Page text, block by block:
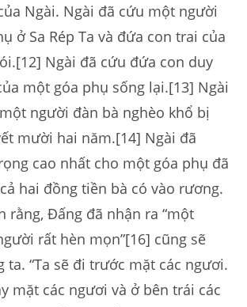
Ngài. Ngài đã cứu một người
ở Sa Rép Ta và đứa con trai của
Ngài đã cứu đứa con duy
một góa phụ sống lại.[13] Ngài
người đàn bà nghèo khổ bị
mười hai năm.[14] Ngài đã
cao nhất cho một góa phụ đã
hai đồng tiền bà có vào rương.
rằng, Đấng đã nhận ra “một
rất hèn mọn”[16] cũng sẽ
ta. “Ta sẽ đi trước mặt các ngươi.
mặt các ngươi và ở bên trái các